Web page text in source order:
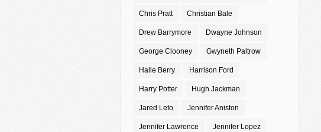
Chris Pratt Christian Bale
Drew Barrymore Dwayne Johnson
George Clooney Gwyneth Paltrow
Halle Berry Harrison Ford
Harry Potter Hugh Jackman
Jared Leto Jennifer Aniston
Jennifer Lawrence Jennifer Lopez